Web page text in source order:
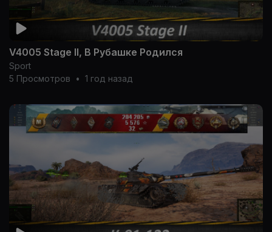
V4005 Stage II, В Рубашке Родился
Sport
5 Просмотров
• 1 год назад